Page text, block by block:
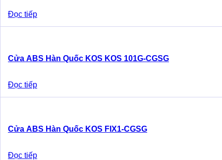
Đọc tiếp
Cửa ABS Hàn Quốc KOS KOS 101G-CGSG
Đọc tiếp
Cửa ABS Hàn Quốc KOS FIX1-CGSG
Đọc tiếp